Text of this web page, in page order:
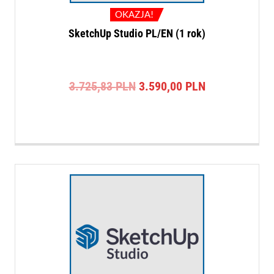
OKAZJA!
SketchUp Studio PL/EN (1 rok)
3.725,83PLN Pierwotna
3.590,00 PLNAktualna